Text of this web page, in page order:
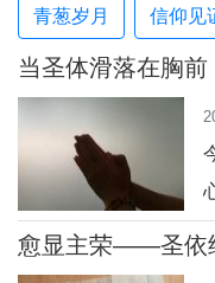
青葱岁月 信仰见
当圣体滑落在胸前
愈显主荣——圣依